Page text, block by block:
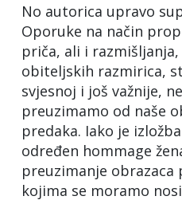
No autorica upravo
Oporuke na način
priča, ali i
obiteljskih razmirica,
svjesnoj i još važnije,
preuzimamo od naše
predaka. Iako je
određen hommage
preuzimanje obrazaca
kojima se moramo